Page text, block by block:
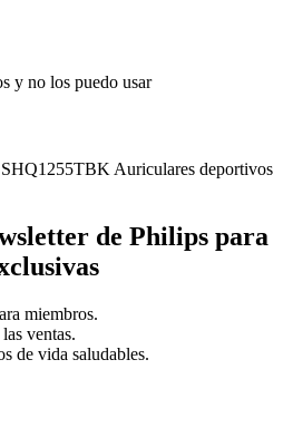
y no los puedo usar
SHQ1255TBK Auriculares deportivos
de Philips para
miembros.
ventas.
de vida saludables.